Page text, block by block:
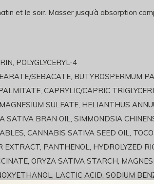
et le soir. Masser jusqu’à absorption
POLYGLYCERYL-4
SEBACATE, BUTYROSPERMUM
CAPRYLIC/CAPRIC
SULFATE, HELIANTHUS
SATIVA BRAN OIL, SIMMONDSIA
CANNABIS SATIVA SEED OIL,
PANTHENOL, HYDROLYZED
ORYZA SATIVA STARCH,
LACTIC ACID, SODIUM